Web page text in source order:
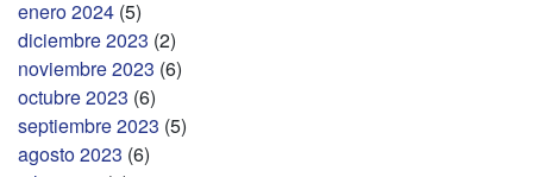
enero 2024 (5)
diciembre 2023 (2)
noviembre 2023 (6)
octubre 2023 (6)
septiembre 2023 (5)
agosto 2023 (6)